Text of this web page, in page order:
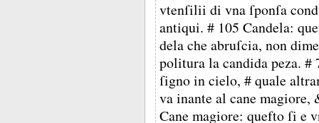
vtenſilii di vna ſponſa
antiqui. # 105 Candela:
dela che abruſcia, non
politura la candida peza. #
ſigno in cielo, # quale
va inante al cane
Cane magiore: quefto ſi e